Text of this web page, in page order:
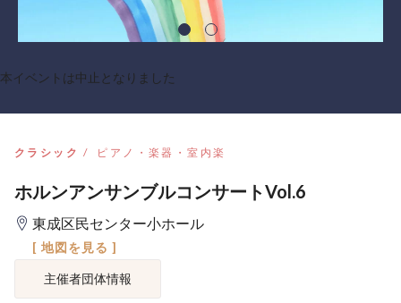
本イベントは中止となりました
クラシック ピアノ・楽器・室内楽
ホルンアンサンブルコンサートVol.6
東成区民センター小ホール
[ 地図を見る ]
主催者団体情報